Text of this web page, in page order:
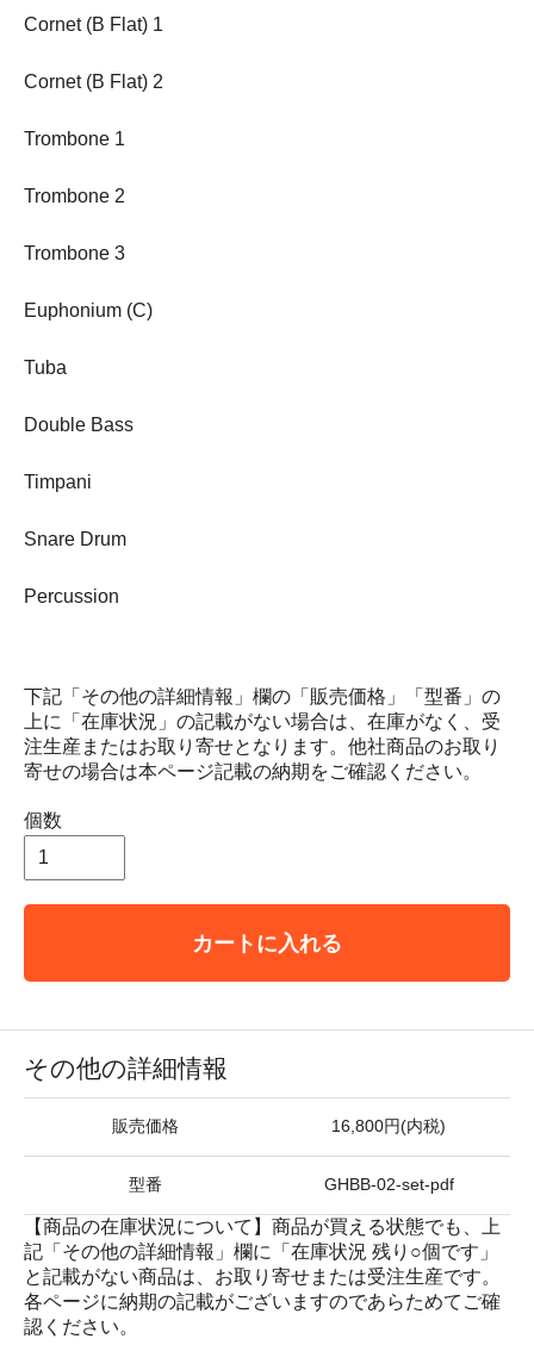
Cornet (B Flat) 1
Cornet (B Flat) 2
Trombone 1
Trombone 2
Trombone 3
Euphonium (C)
Tuba
Double Bass
Timpani
Snare Drum
Percussion
下記「その他の詳細情報」欄の「販売価格」「型番」の
上に「在庫状況」の記載がない場合は、在庫がなく、受
注生産またはお取り寄せとなります。他社商品のお取り
寄せの場合は本ページ記載の納期をご確認ください。
個数
カートに入れる
その他の詳細情報
販売価格 16,800円(内税)
型番 GHBB-02-set-pdf
【商品の在庫状況について】商品が買える状態でも、上
記「その他の詳細情報」欄に「在庫状況 残り○個です」
と記載がない商品は、お取り寄せまたは受注生産です。
各ページに納期の記載がございますのであらためてご確
認ください。